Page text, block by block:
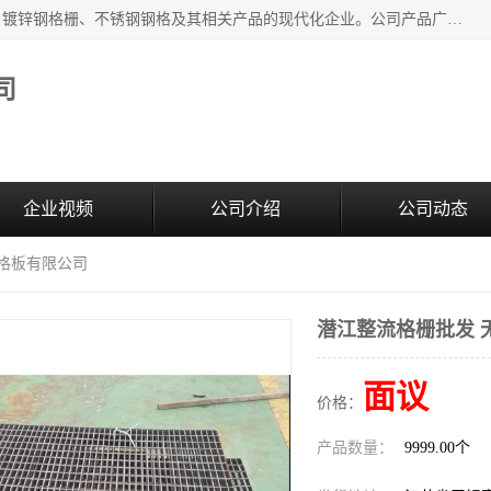
无锡昌鸿钢格板有限公司是专业生产和销售各类镀锌钢格板、镀锌钢格栅、不锈钢钢格及其相关产品的现代化企业。公司产品广泛运用于石油、化工、港口、电力、运输、造纸、医药、钢铁、食品、市政、房地产、制造业等各个领域。
企业视频 公司介绍 公司动态
板有限公司
潜江整流格栅批发
价格： 面议
产品数量： 9999.00个